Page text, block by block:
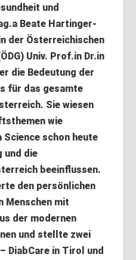
und
Beate Hartinger-
der Österreichischen
Univ. Prof.in Dr.in
die Bedeutung der
für das gesamte
Sie wiesen
wie
Science schon heute
und die
beeinflussen.
den persönlichen
Menschen mit
der modernen
und stellte zwei
DiabCare in Tirol und